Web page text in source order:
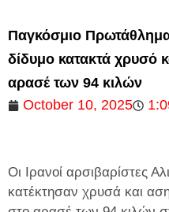
Παγκόσμιο
δίδυμο κατακτά χρυσό
αρασέ των 94 κιλών
October 10, 2025
Οι Ιρανοί αρσιβαρίστες
κατέκτησαν χρυσά και